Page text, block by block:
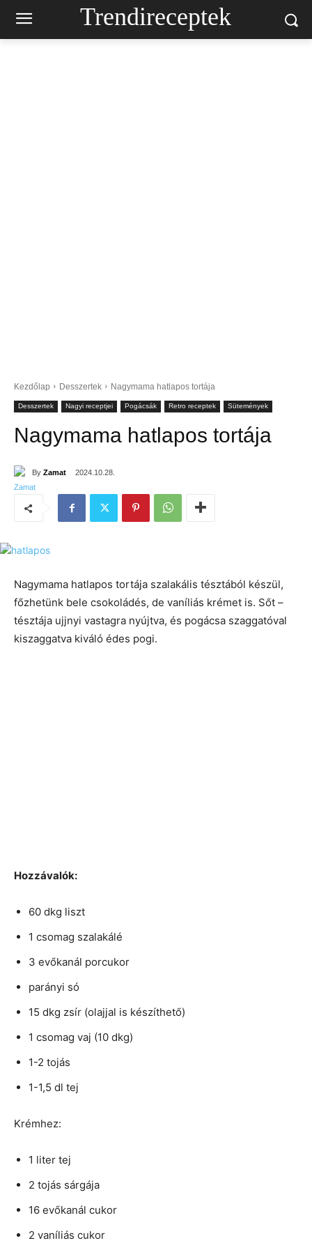
Trendireceptek
Kezdőlap Desszertek Nagymama hatlapos tortája
Desszertek Nagyi receptjei Pogácsák Retro receptek Sütemények
Nagymama hatlapos tortája
By Zamat 2024.10.28.
Nagymama hatlapos tortája szalakális tésztából készül,
főzhetünk bele csokoládés, de vaníliás krémet is. Sőt –
tésztája ujjnyi vastagra nyújtva, és pogácsa szaggatóval
kiszaggatva kiváló édes pogi.
Hozzávalók:
60 dkg liszt
1 csomag szalakálé
3 evőkanál porcukor
parányi só
15 dkg zsír (olajjal is készíthető)
1 csomag vaj (10 dkg)
1-2 tojás
1-1,5 dl tej
Krémhez:
1 liter tej
2 tojás sárgája
16 evőkanál cukor
2 vaníliás cukor